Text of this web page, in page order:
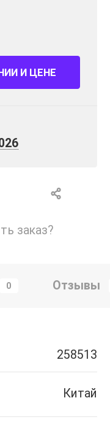
И ЦЕНЕ
заказ?
0 Отзывы
258513
Китай